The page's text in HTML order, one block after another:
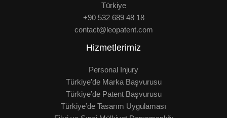
Türkiye
+90 532 689 48 18
contact@leopatent.com
Hizmetlerimiz
Personal Injury
Türkiye’de Marka Başvurusu
Türkiye’de Patent Başvurusu
Türkiye’de Tasarım Uygulaması